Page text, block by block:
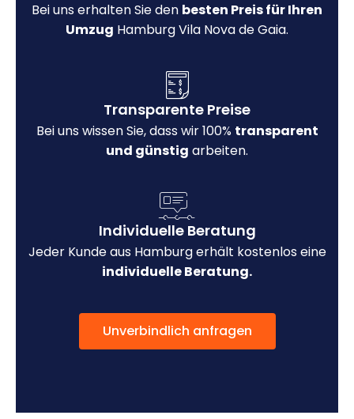
Bei uns erhalten Sie den besten Preis für Ihren
Umzug Hamburg Vila Nova de Gaia.
Transparente Preise
Bei uns wissen Sie, dass wir 100% transparent
und günstig arbeiten.
Individuelle Beratung
Jeder Kunde aus Hamburg erhält kostenlos eine
individuelle Beratung.
Unverbindlich anfragen